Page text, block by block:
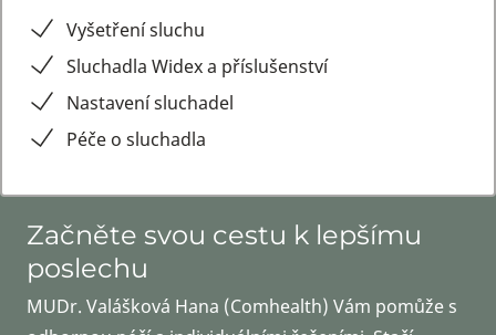
Vyšetření sluchu
Sluchadla Widex a příslušenství
Nastavení sluchadel
Péče o sluchadla
Začněte svou cestu k lepšímu
poslechu
MUDr. Valášková Hana (Comhealth) Vám pomůže s